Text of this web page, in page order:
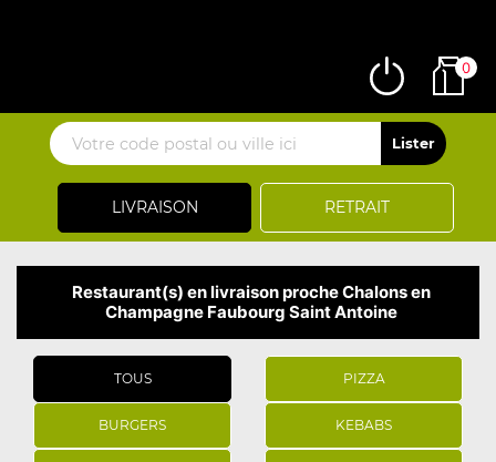
LIVRAISON RETRAIT
0
Restaurant(s) en livraison proche Chalons en
Champagne Faubourg Saint Antoine
TOUS PIZZA
BURGERS KEBABS